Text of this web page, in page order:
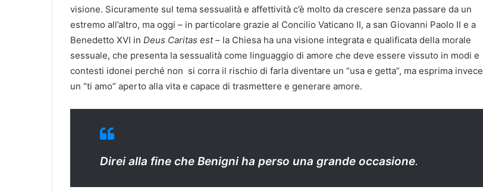
visione. Sicuramente sul tema sessualità e affettività c’è molto da crescere senza passare da un
estremo all’altro, ma oggi – in particolare grazie al Concilio Vaticano II, a san Giovanni Paolo II e a
Benedetto XVI in Deus Caritas est– la Chiesa ha una visione integrata e qualificata della morale
sessuale, che presenta la sessualità come linguaggio di amore che deve essere vissuto in modi e
contesti idonei perché non si corra il rischio di farla diventare un “usa e getta”, ma esprima invece
un “ti amo” aperto alla vita e capace di trasmettere e generare amore.
Direi alla fine che Benigni ha perso una grande occasione.